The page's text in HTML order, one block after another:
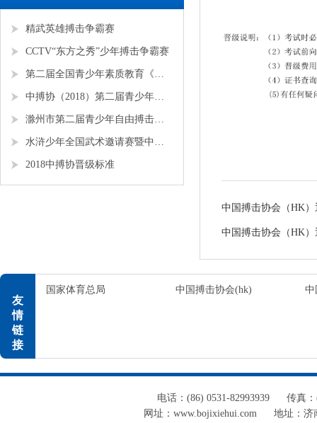
精武英雄搏击争霸赛
CCTV“东方之秀”少年搏击争霸赛
第二届全国青少年素质教育《勇者争锋》搏击锦标赛
中搏协（2018）第二届青少年锦标赛
滁州市第二届青少年自由搏击全国邀请赛
水浒少年全国武术邀请赛暨中搏协青少年搏击锦标赛
2018中搏协晋级标准
中国搏击协会（HK）
中国搏击协会（HK）
友
情
链
接
国家体育总局 中国搏击协会(hk) 中
电话：(86) 0531-82993939
传真
网址：www.bojixiehui.com
地址：济